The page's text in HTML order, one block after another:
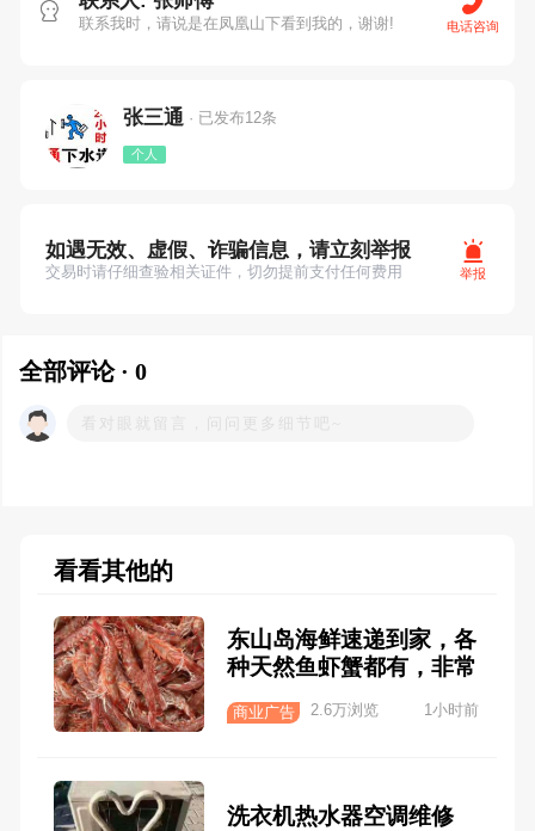
联系我时，请说是在凤凰山下看到我的，谢谢! 电话咨询
张三通 · 已发布12条
个人
如遇无效、虚假、诈骗信息，请立刻举报
交易时请仔细查验相关证件，切勿提前支付任何费用 举报
全部评论 · 0
看看其他的
东山岛海鲜速递到家，各
种天然鱼虾蟹都有，非常
商业广告 2.6万浏览 1小时前
洗衣机热水器空调维修